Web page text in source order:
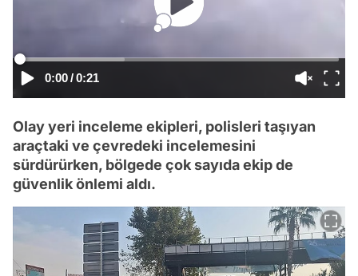
0:00/0:21
Olay yeri inceleme ekipleri, polisleri taşıyan
araçtaki ve çevredeki incelemesini
sürdürürken, bölgede çok sayıda ekip de
güvenlik önlemi aldı.